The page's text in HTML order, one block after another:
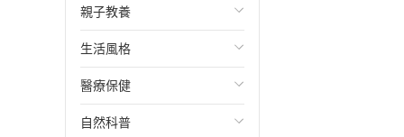
職場工作術
成功法
行銷/廣告
傳記
華文文學
經典文學
成長/家庭生活小說
懸疑/推理小說
社會科學
台灣/中國歷史
日/韓歷史
其他歷史/史學
人際關係
兩性關係
心理學
輕小說
奇幻/科幻
愛情故事
職場/社會寫實
親子教養
教育現場
兒童文學/故事
兒童科普/學習
生活風格
飲食/食譜
健身/美顏
醫療保健
健康/養生
自然科普